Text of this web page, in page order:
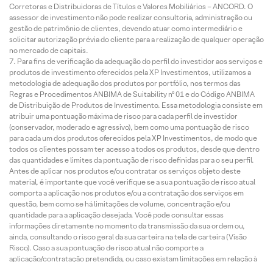
Corretoras e Distribuidoras de Títulos e Valores Mobiliários – ANCORD. O
assessor de investimento não pode realizar consultoria, administração ou
gestão de patrimônio de clientes, devendo atuar como intermediário e
solicitar autorização prévia do cliente para a realização de qualquer operação
no mercado de capitais.
Para fins de verificação da adequação do perfil do investidor aos serviços e
produtos de investimento oferecidos pela XP Investimentos, utilizamos a
metodologia de adequação dos produtos por portfólio, nos termos das
Regras e Procedimentos ANBIMA de Suitability nº 01 e do Código ANBIMA
de Distribuição de Produtos de Investimento. Essa metodologia consiste em
atribuir uma pontuação máxima de risco para cada perfil de investidor
(conservador, moderado e agressivo), bem como uma pontuação de risco
para cada um dos produtos oferecidos pela XP Investimentos, de modo que
todos os clientes possam ter acesso a todos os produtos, desde que dentro
das quantidades e limites da pontuação de risco definidas para o seu perfil.
Antes de aplicar nos produtos e/ou contratar os serviços objeto deste
material, é importante que você verifique se a sua pontuação de risco atual
comporta a aplicação nos produtos e/ou a contratação dos serviços em
questão, bem como se há limitações de volume, concentração e/ou
quantidade para a aplicação desejada. Você pode consultar essas
informações diretamente no momento da transmissão da sua ordem ou,
ainda, consultando o risco geral da sua carteira na tela de carteira (Visão
Risco). Caso a sua pontuação de risco atual não comporte a
aplicação/contratação pretendida, ou caso existam limitações em relação à